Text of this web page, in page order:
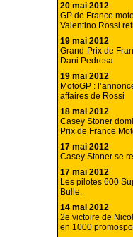
20 mai 2012
GP de France
Valentino Rossi
19 mai 2012
Grand-Prix de
Dani Pedrosa
19 mai 2012
MotoGP :
affaires de Rossi
18 mai 2012
Casey Stoner
Prix de France
17 mai 2012
Casey Stoner se
17 mai 2012
Les pilotes 600
Bulle.
14 mai 2012
2e victoire de
en 1000